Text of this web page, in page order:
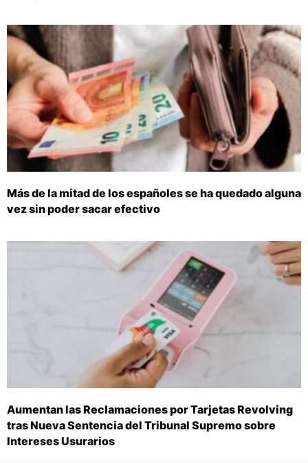
Más de la mitad de los españoles se ha quedado alguna
vez sin poder sacar efectivo
Aumentan las Reclamaciones por Tarjetas Revolving
tras Nueva Sentencia del Tribunal Supremo sobre
Intereses Usurarios